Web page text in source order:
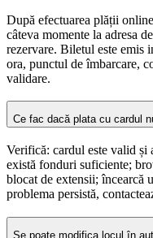
După efectuarea plății
câteva momente la adresa
rezervare. Biletul este emis
ora, punctul de îmbarcare,
validare.
Ce fac dacă plata cu cardul
Verifică: cardul este valid și
există fonduri suficiente;
blocat de extensii; încearcă
problema persistă,
Se poate modifica locul în